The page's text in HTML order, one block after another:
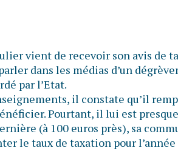
vient de recevoir son avis de
dans les médias d’un
par l’Etat.
il constate qu’il
Pourtant, il lui est
(à 100 euros près), sa
le taux de taxation pour l’année